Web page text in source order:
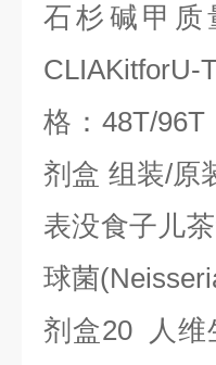
石杉碱甲质
CLIAKitforU-
格： 48T/96T
剂盒 组装/原
表没食子儿
球菌
剂盒20 人维